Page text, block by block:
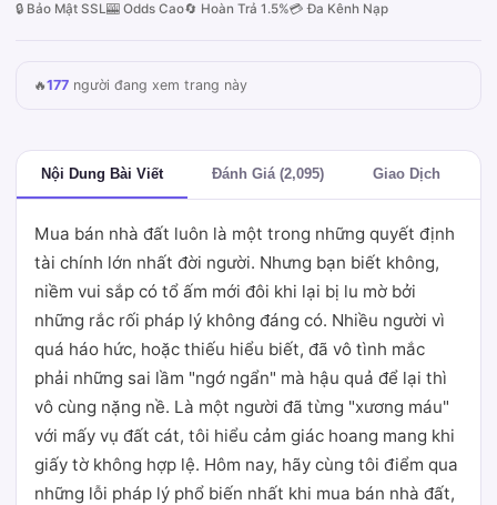
🔒 Bảo Mật SSL🎰 Odds Cao🔄 Hoàn Trả 1.5%💳 Đa Kênh Nạp
🔥177 người đang xem trang này
Nội Dung Bài Viết Đánh Giá (2,095) Giao Dịch
Mua bán nhà đất luôn là một trong những quyết định
tài chính lớn nhất đời người. Nhưng bạn biết không,
niềm vui sắp có tổ ấm mới đôi khi lại bị lu mờ bởi
những rắc rối pháp lý không đáng có. Nhiều người vì
quá háo hức, hoặc thiếu hiểu biết, đã vô tình mắc
phải những sai lầm "ngớ ngẩn" mà hậu quả để lại thì
vô cùng nặng nề. Là một người đã từng "xương máu"
với mấy vụ đất cát, tôi hiểu cảm giác hoang mang khi
giấy tờ không hợp lệ. Hôm nay, hãy cùng tôi điểm qua
những lỗi pháp lý phổ biến nhất khi mua bán nhà đất,